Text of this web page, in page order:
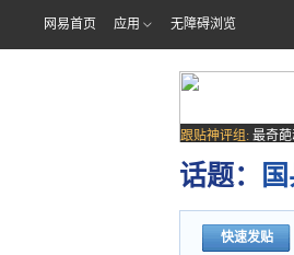
网易首页 应用 无障碍浏览
跟贴神评组: 最奇
话题：
快速发贴